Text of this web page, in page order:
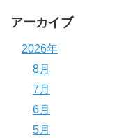
アーカイブ
2026年
8月
7月
6月
5月